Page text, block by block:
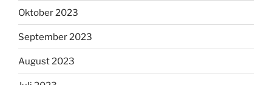
Oktober 2023
September 2023
August 2023